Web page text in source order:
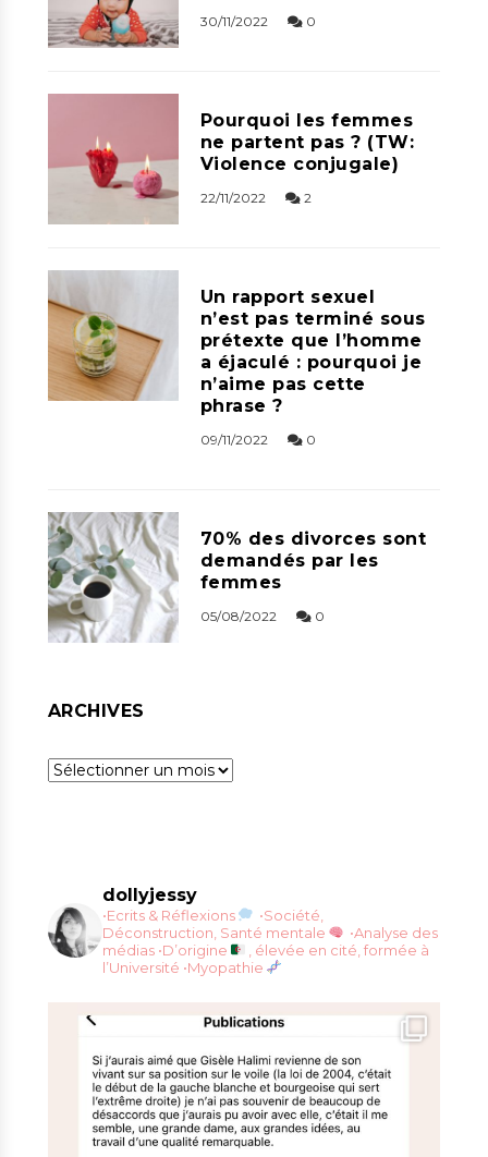
30/11/2022 0
Pourquoi les femmes
ne partent pas ? (TW:
Violence conjugale)
22/11/2022 2
Un rapport sexuel
n’est pas terminé sous
prétexte que l’homme
a éjaculé : pourquoi je
n’aime pas cette
phrase ?
09/11/2022 0
70% des divorces sont
demandés par les
femmes
05/08/2022 0
ARCHIVES
Archives
dollyjessy
•Ecrits & Réflexions
•Société,
Déconstruction, Santé mentale
•Analyse des
médias •D’origine
, élevée en cité, formée à
l’Université •Myopathie